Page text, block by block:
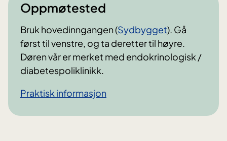
Oppmøtested
Bruk hovedinngangen (Sydbygget). Gå
først til venstre, og ta deretter til høyre.
Døren vår er merket med endokrinologisk /
diabetespoliklinikk.
Praktisk informasjon